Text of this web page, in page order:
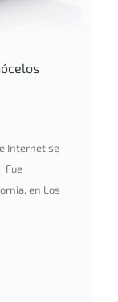
Internet se
Fue
en Los